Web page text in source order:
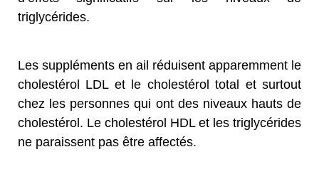
triglycérides.
Les suppléments en ail réduisent apparemment le
cholestérol LDL et le cholestérol total et surtout
chez les personnes qui ont des niveaux hauts de
cholestérol. Le cholestérol HDL et les triglycérides
ne paraissent pas être affectés.